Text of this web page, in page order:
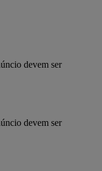
devem ser
devem ser